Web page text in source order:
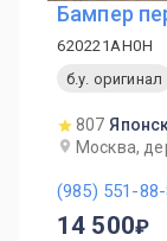
Бампер
620221AH0H
б.у. оригинал
807
Москва,
(985) 551-
14 500